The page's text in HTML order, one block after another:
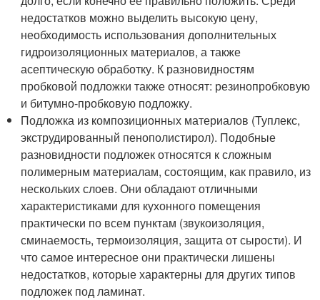
недостатков можно выделить высокую цену,
необходимость использования дополнительных
гидроизоляционных материалов, а также
асептическую обработку. К разновидностям
пробковой подложки также относят: резинопробковую
и битумно-пробковую подложку.
Подложка из композиционных материалов (Туплекс,
экструдированный пенополистирол). Подобные
разновидности подложек относятся к сложным
полимерным материалам, состоящим, как правило, из
нескольких слоев. Они обладают отличными
характеристиками для кухонного помещения
практически по всем пунктам (звукоизоляция,
сминаемость, термоизоляция, защита от сырости). И
что самое интересное они практически лишены
недостатков, которые характерны для других типов
подложек под ламинат.